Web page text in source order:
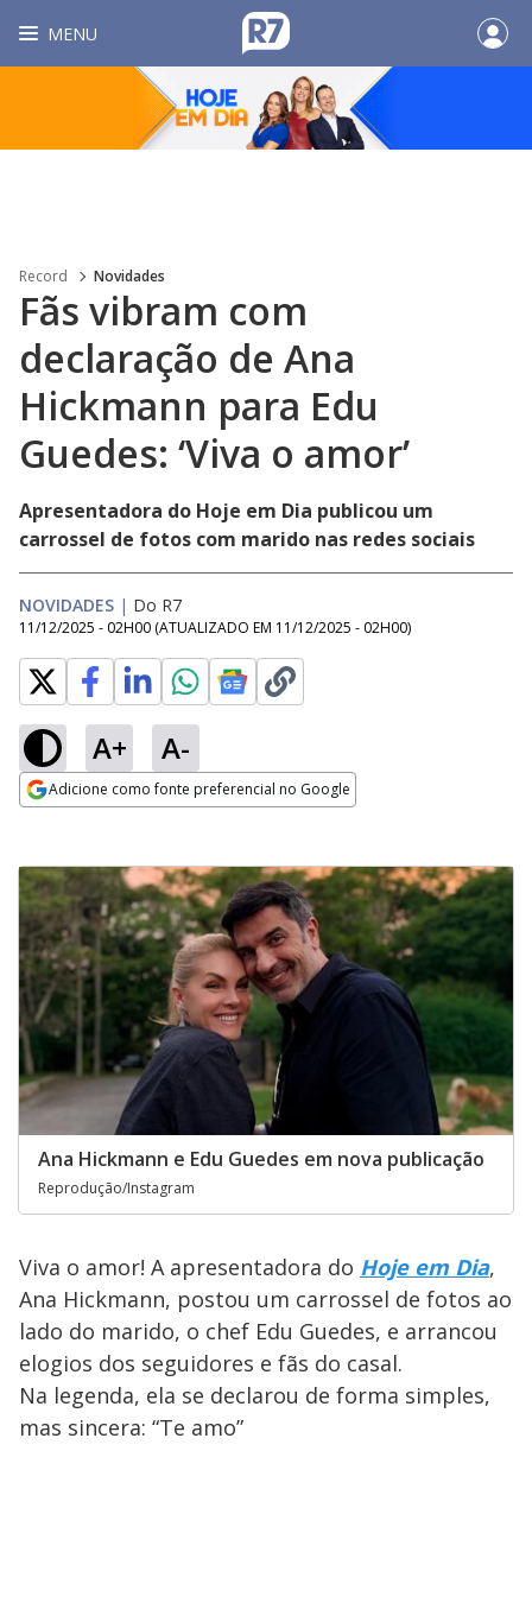
MENU
Record Novidades
Fãs vibram com
declaração de Ana
Hickmann para Edu
Guedes: ‘Viva o amor’
Apresentadora do Hoje em Dia publicou um
carrossel de fotos com marido nas redes sociais
NOVIDADES | Do R7
11/12/2025 - 02H00 (ATUALIZADO EM 11/12/2025 - 02H00)
A+ A-
Adicione como fonte preferencial no Google
Ana Hickmann e Edu Guedes em nova publicação
Reprodução/Instagram
Viva o amor! A apresentadora do Hoje em Dia,
Ana Hickmann, postou um carrossel de fotos ao
lado do marido, o chef Edu Guedes, e arrancou
elogios dos seguidores e fãs do casal.
Na legenda, ela se declarou de forma simples,
mas sincera: “Te amo”